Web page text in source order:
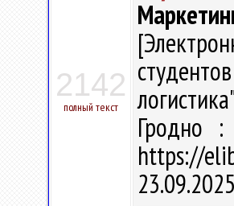
2142
полный текст
Гродно
https://